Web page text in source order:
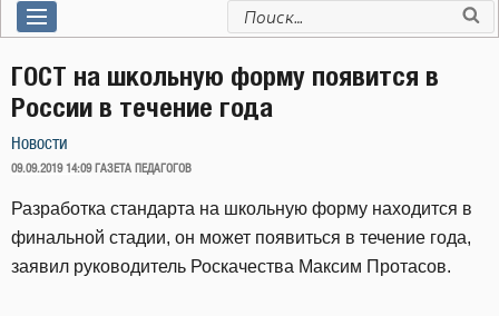
Искать:
ГОСТ на школьную форму появится в
России в течение года
Новости
ОПУБЛИКОВАНО
09.09.2019 14:09 ГАЗЕТА ПЕДАГОГОВ
Разработка стандарта на школьную форму находится в
финальной стадии, он может появиться в течение года,
заявил руководитель Роскачества Максим Протасов.